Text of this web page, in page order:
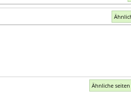
Ähnliche